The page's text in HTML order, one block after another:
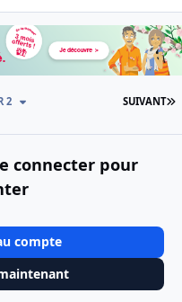
SUIVANT
2
connecter pour
compte